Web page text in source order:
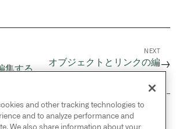
集する
NEXT
オブジェクトとリンクの編→
Inc. All rights
and other tracking technologies to
and to analyze performance and